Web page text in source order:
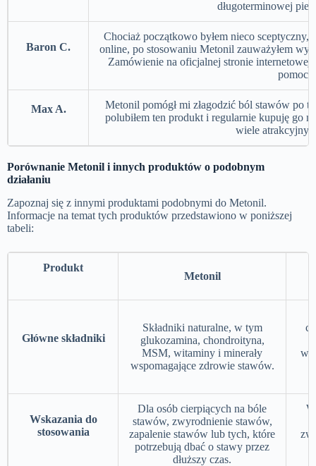
długoterminowej
Baron C.
Chociaż początkowo byłem nieco
online, po stosowaniu Metonil zauważyłem
Zamówienie na oficjalnej stronie internetowej
Max A.
Metonil pomógł mi złagodzić ból stawów po
polubiłem ten produkt i regularnie kupuję go
wiele
Porównanie Metonil i innych produktów o podobnym
działaniu
Zapoznaj się z innymi produktami podobnymi do Metonil.
Informacje na temat tych produktów przedstawiono w poniższej
tabeli:
Produkt
Metonil
Główne składniki
Składniki naturalne, w tym
glukozamina, chondroityna,
MSM, witaminy i minerały
wspomagające zdrowie stawów.
Wskazania do
stosowania
Dla osób cierpiących na bóle
stawów, zwyrodnienie stawów,
zapalenie stawów lub tych, które
potrzebują dbać o stawy przez
dłuższy czas.